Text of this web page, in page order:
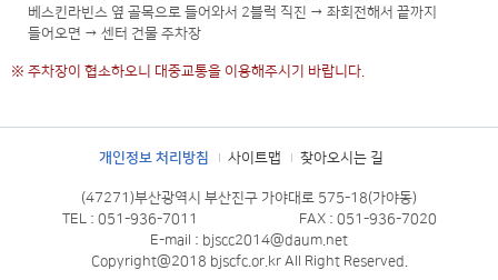
베스킨라빈스 옆 골목으로 들어와서 2블럭 직진 → 좌회전해서 끝까지
들어오면 → 센터 건물 주차장
※ 주차장이 협소하오니 대중교통을 이용해주시기 바랍니다.
개인정보 처리방침 사이트맵 찾아오시는 길
(47271)부산광역시 부산진구 가야대로 575-18(가야동)
TEL : 051-936-7011
FAX : 051-936-7020
E-mail : bjscc2014@daum.net
Copyright@2018 bjscfc.or.kr All Right Reserved.